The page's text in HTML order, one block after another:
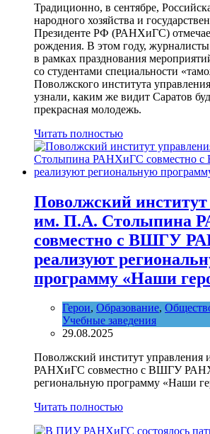
Традиционно, в сентябре,
народного хозяйства и
Президенте РФ (РАНХиГС)
рождения. В этом году,
в рамках празднования
со студентами специальности
Поволжского института
узнали, каким же видит Саратов
прекрасная молодежь.
Читать полностью
Поволжский
им. П.А. Столыпина
совместно с ВШГУ
реализуют
программу «Наши
Герои, Образование,
Учебные заведения
29.08.2025
Поволжский институт
РАНХиГС совместно с ВШГУ
региональную программу «Наши
Читать полностью